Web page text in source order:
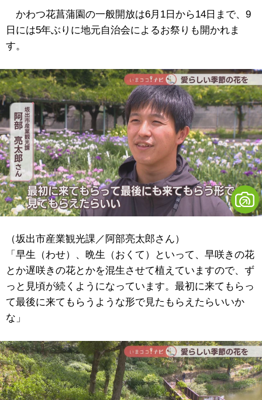
かわつ花菖蒲園の一般開放は6月1日から14日まで、9
日には5年ぶりに地元自治会によるお祭りも開かれま
す。
（坂出市産業観光課／阿部亮太郎さん）
「早生（わせ）、晩生（おくて）といって、早咲きの花
とか遅咲きの花とかを混生させて植えていますので、ず
っと見頃が続くようになっています。最初に来てもらっ
て最後に来てもらうような形で見たもらえたらいいか
な」